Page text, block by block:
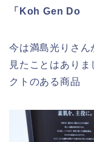
「Koh Gen Do
今は満島光りさん
見たことはあり
クトのある商品